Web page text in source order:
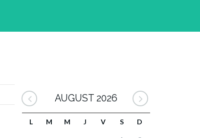
AUGUST 2026
L M M J V S D